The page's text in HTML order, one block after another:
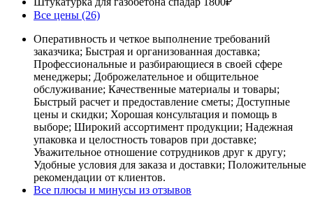
Все цены (26)
Оперативность и четкое выполнение требований
заказчика; Быстрая и организованная доставка;
Профессиональные и разбирающиеся в своей сфере
менеджеры; Доброжелательное и общительное
обслуживание; Качественные материалы и товары;
Быстрый расчет и предоставление сметы; Доступные
цены и скидки; Хорошая консультация и помощь в
выборе; Широкий ассортимент продукции; Надежная
упаковка и целостность товаров при доставке;
Уважительное отношение сотрудников друг к другу;
Удобные условия для заказа и доставки; Положительные
рекомендации от клиентов.
Все плюсы и минусы из отзывов